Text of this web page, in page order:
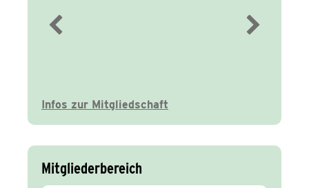
Infos zur Mitgliedschaft
Mitgliederbereich